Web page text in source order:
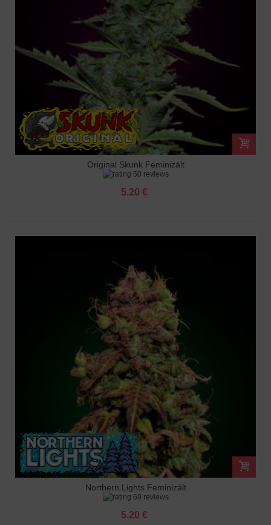
Original Skunk Feminizált
50 reviews
5.20 €
Northern Lights Feminizált
69 reviews
5.20 €